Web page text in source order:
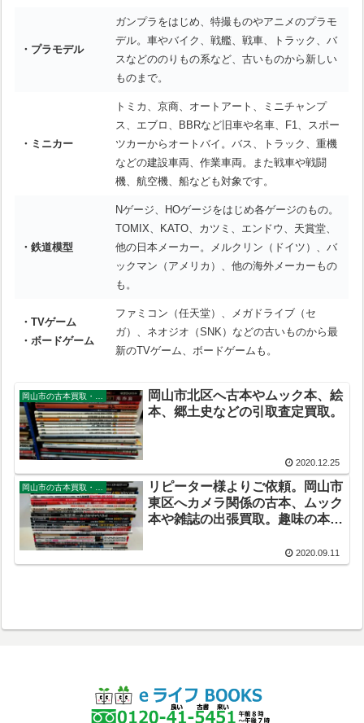
・プラモデル
ガンプラをはじめ、特撮ものやアニメのプラモ
デル。車やバイク、戦艦、戦車、トラック、バ
スなどののりもの系など、古いものから新しい
ものまで。
・ミニカー
トミカ、京商、オートアート、ミニチャンプ
ス、エブロ、BBRなど旧車や名車、F1、スポー
ツカーからオートバイ。バス、トラック、重機
などの建設車両、作業車両。また戦車や戦闘
機、航空機、船なども対象です。
・鉄道模型
Nゲージ、HOゲージをはじめ各ゲージのもの。
TOMIX、KATO、カツミ、エンドウ、天賞堂、
他の日本メーカー。メルクリン（ドイツ）、バ
ックマン（アメリカ）、他の海外メーカーもの
も。
・TVゲーム
・ボードゲーム
ファミコン（任天堂）、メガドライブ（セ
ガ）、ネオジオ（SNK）などの古いものから最
新のTVゲーム、ボードゲームも。
岡山市の古本買取・出張買取
岡山市北区へ古本やムック本、絵
本、郷土史などの引取査定買取。
2020.12.25
リピーター様よりご依頼。岡山市
東区へカメラ関係の古本、ムック
本や雑誌の出張買取。趣味の本、
2020.09.11